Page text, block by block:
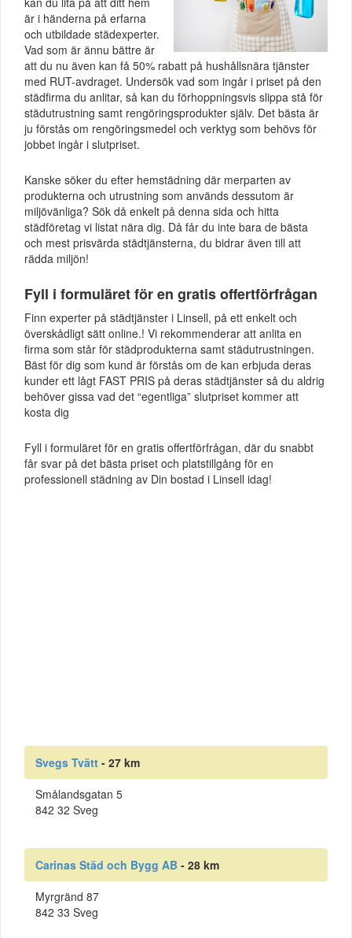
är i händerna på erfarna
och utbildade städexperter.
Vad som är ännu bättre är
att du nu även kan få 50% rabatt på hushållsnära tjänster
med RUT-avdraget. Undersök vad som ingår i priset på den
städfirma du anlitar, så kan du förhoppningsvis slippa stå för
städutrustning samt rengöringsprodukter själv. Det bästa är
ju förstås om rengöringsmedel och verktyg som behövs för
jobbet ingår i slutpriset.
Kanske söker du efter hemstädning där merparten av
produkterna och utrustning som används dessutom är
miljövänliga? Sök då enkelt på denna sida och hitta
städföretag vi listat nära dig. Då får du inte bara de bästa
och mest prisvärda städtjänsterna, du bidrar även till att
rädda miljön!
Fyll i formuläret för en gratis offertförfrågan
Finn experter på städtjänster i Linsell, på ett enkelt och
överskådligt sätt online.! Vi rekommenderar att anlita en
firma som står för städprodukterna samt städutrustningen.
Bäst för dig som kund är förstås om de kan erbjuda deras
kunder ett lågt FAST PRIS på deras städtjänster så du aldrig
behöver gissa vad det “egentliga” slutpriset kommer att
kosta dig
Fyll i formuläret för en gratis offertförfrågan, där du snabbt
får svar på det bästa priset och platstillgång för en
professionell städning av Din bostad i Linsell idag!
Svegs Tvätt - 27 km
Smålandsgatan 5
842 32 Sveg
Carinas Städ och Bygg AB - 28 km
Myrgränd 87
842 33 Sveg